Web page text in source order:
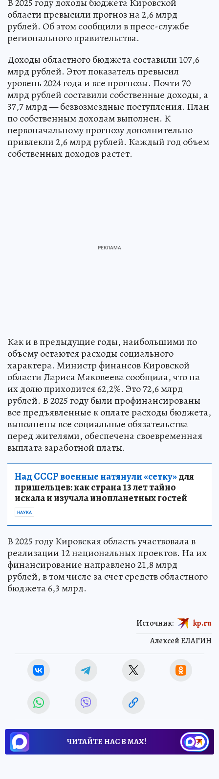
В 2025 году доходы бюджета Кировской
области превысили прогноз на 2,6 млрд
рублей. Об этом сообщили в пресс-службе
регионального правительства.
Доходы областного бюджета составили 107,6
млрд рублей. Этот показатель превысил
уровень 2024 года и все прогнозы. Почти 70
млрд рублей составили собственные доходы, а
37,7 млрд — безвозмездные поступления. План
по собственным доходам выполнен. К
первоначальному прогнозу дополнительно
привлекли 2,6 млрд рублей. Каждый год объем
собственных доходов растет.
Как и в предыдущие годы, наибольшими по
объему остаются расходы социального
характера. Министр финансов Кировской
области Лариса Маковеева сообщила, что на
их долю приходится 62,2%. Это 72,6 млрд
рублей. В 2025 году были профинансированы
все предъявленные к оплате расходы бюджета,
выполнены все социальные обязательства
перед жителями, обеспечена своевременная
выплата заработной платы.
Над СССР военные натянули «сетку»для
пришельцев: как страна 13 лет тайно
искала и изучала инопланетных гостей
НАУКА
В 2025 году Кировская область участвовала в
реализации 12 национальных проектов. На их
финансирование направлено 21,8 млрд
рублей, в том числе за счет средств областного
бюджета 6,3 млрд.
Алексей ЕЛАГИН
Источник: kp.ru
ЧИТАЙТЕ НАС В МАХ!